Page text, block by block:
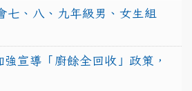
七、八、九年級男、女生組
宣導「廚餘全回收」政策，